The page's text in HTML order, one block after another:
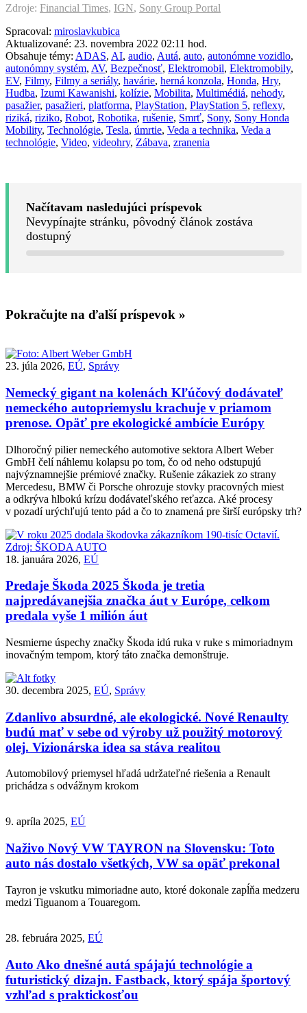
Zdroje: Financial Times, IGN, Sony Group Portal
Spracoval: miroslavkubica
Aktualizované: 23. novembra 2022 02:11 hod.
Obsahuje témy: ADAS, AI, audio, Autá, auto, autonómne vozidlo,
autonómny systém, AV, Bezpečnosť, Elektromobil, Elektromobily,
EV, Filmy, Filmy a seriály, havárie, herná konzola, Honda, Hry,
Hudba, Izumi Kawanishi, kolízie, Mobilita, Multimédiá, nehody,
pasažier, pasažieri, platforma, PlayStation, PlayStation 5, reflexy,
riziká, riziko, Robot, Robotika, rušenie, Smrť, Sony, Sony Honda
Mobility, Technológie, Tesla, úmrtie, Veda a technika, Veda a
technológie, Video, videohry, Zábava, zranenia
Načítavam nasledujúci príspevok
Nevypínajte stránku, pôvodný článok zostáva
dostupný
Pokračujte na ďalší príspevok »
23. júla 2026, EÚ, Správy
Nemecký gigant na kolenách Kľúčový dodávateľ
nemeckého autopriemyslu krachuje v priamom
prenose. Opäť pre ekologické ambície Európy
Dlhoročný pilier nemeckého automotive sektora Albert Weber
GmbH čelí náhlemu kolapsu po tom, čo od neho odstupujú
najvýznamnejšie prémiové značky. Rušenie zákaziek zo strany
Mercedesu, BMW či Porsche ohrozuje stovky pracovných miest
a odkrýva hlbokú krízu dodávateľského reťazca. Aké procesy
v pozadí urýchľujú tento pád a čo to znamená pre širší európsky trh?
18. januára 2026, EÚ
Predaje Škoda 2025 Škoda je tretia
najpredávanejšia značka áut v Európe, celkom
predala vyše 1 milión áut
Nesmierne úspechy značky Škoda idú ruka v ruke s mimoriadnym
inovačným tempom, ktorý táto značka demonštruje.
30. decembra 2025, EÚ, Správy
Zdanlivo absurdné, ale ekologické. Nové Renaulty
budú mať v sebe od výroby už použitý motorový
olej. Vizionárska idea sa stáva realitou
Automobilový priemysel hľadá udržateľné riešenia a Renault
prichádza s odvážnym krokom
9. apríla 2025, EÚ
Naživo Nový VW TAYRON na Slovensku: Toto
auto nás dostalo všetkých, VW sa opäť prekonal
Tayron je vskutku mimoriadne auto, ktoré dokonale zapĺňa medzeru
medzi Tiguanom a Touaregom.
28. februára 2025, EÚ
Auto Ako dnešné autá spájajú technológie a
futuristický dizajn. Fastback, ktorý spája športový
vzhľad s praktickosťou